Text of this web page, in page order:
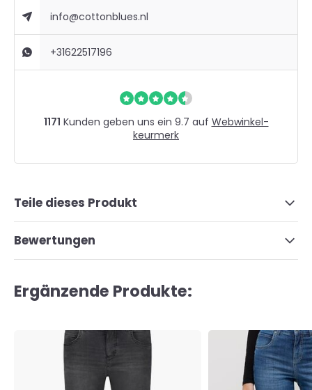
info@cottonblues.nl
+31622517196
1171 Kunden geben uns ein 9.7 auf Webwinkel-
keurmerk
Teile dieses Produkt
Bewertungen
Ergänzende Produkte: